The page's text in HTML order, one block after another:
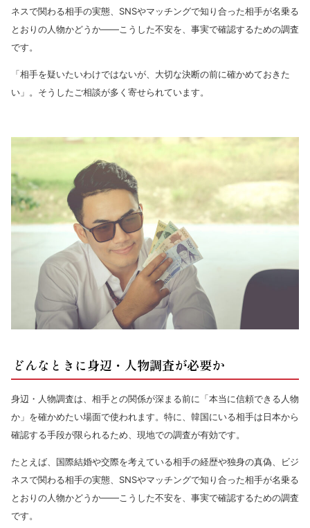
ネスで関わる相手の実態、SNSやマッチングで知り合った相手が名乗る
とおりの人物かどうか——こうした不安を、事実で確認するための調査
です。
「相手を疑いたいわけではないが、大切な決断の前に確かめておきた
い」。そうしたご相談が多く寄せられています。
どんなときに身辺・人物調査が必要か
身辺・人物調査は、相手との関係が深まる前に「本当に信頼できる人物
か」を確かめたい場面で使われます。特に、韓国にいる相手は日本から
確認する手段が限られるため、現地での調査が有効です。
たとえば、国際結婚や交際を考えている相手の経歴や独身の真偽、ビジ
ネスで関わる相手の実態、SNSやマッチングで知り合った相手が名乗る
とおりの人物かどうか——こうした不安を、事実で確認するための調査
です。